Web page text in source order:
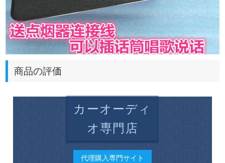
商品の評価
カーオーディ
オ専門店
代理購入専門サイト